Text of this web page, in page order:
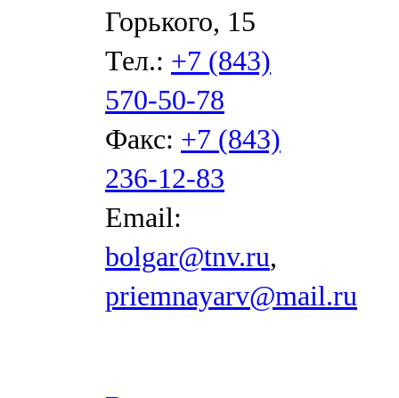
Горького, 15
Тел.: +7 (843)
570-50-78
Факс: +7 (843)
236-12-83
Email:
bolgar@tnv.ru,
priemnayarv@mail.ru